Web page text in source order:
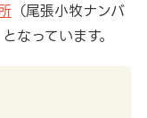
（尾張小牧ナンバ
なっています。